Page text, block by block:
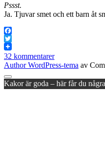
Pssst.
Ja. Tjuvar smet och ett barn åt
Facebook
Twitter
32 kommentarer
Author WordPress-tema av
Rulla
till
Kakor är goda – här får du